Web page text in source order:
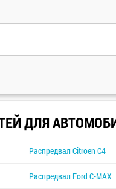
ДЛЯ
Распредвал Citroen C4
Распредвал Ford C-MAX